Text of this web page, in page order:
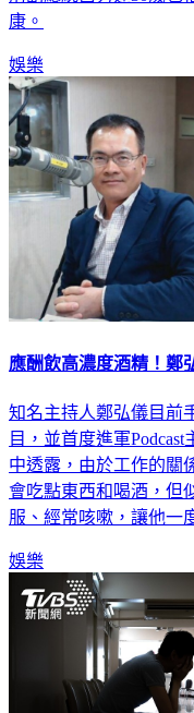
康。
娛樂
應酬飲高濃度酒精！
知名主持人鄭弘儀目前
目，並首度進軍
中透露，由於工作的關
會吃點東西和喝酒，但
服、經常咳嗽，讓他一
娛樂